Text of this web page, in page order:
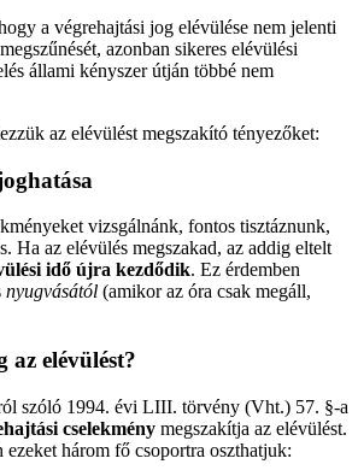
a végrehajtási jog elévülése nem jelenti
azonban sikeres elévülési
állami kényszer útján többé nem
az elévülést megszakító tényezőket:
vizsgálnánk, fontos tisztáznunk,
Ha az elévülés megszakad, az addig eltelt
idő újra kezdődik. Ez érdemben
nyugvásától (amikor az óra csak megáll,
az elévülést?
szóló 1994. évi LIII. törvény (Vht.) 57. §-a
cselekmény megszakítja az elévülést.
ezeket három fő csoportra oszthatjuk: